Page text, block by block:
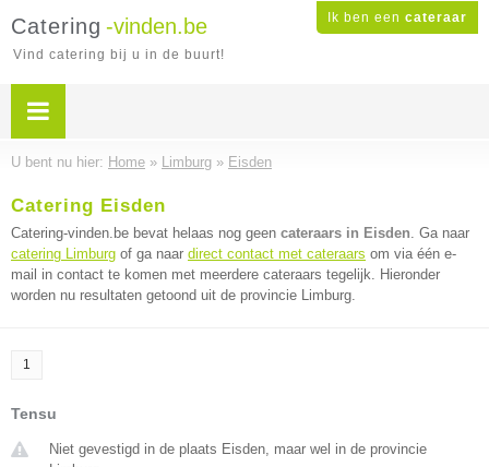
Ik ben een cateraar
Catering -vinden.be
Vind catering bij u in de buurt!
U bent nu hier: Home » Limburg » Eisden
Catering Eisden
Catering-vinden.be bevat helaas nog geen cateraars in Eisden. Ga naar
catering Limburg of ga naar direct contact met cateraars om via één e-
mail in contact te komen met meerdere cateraars tegelijk. Hieronder
worden nu resultaten getoond uit de provincie Limburg.
1
Tensu
Niet gevestigd in de plaats Eisden, maar wel in de provincie